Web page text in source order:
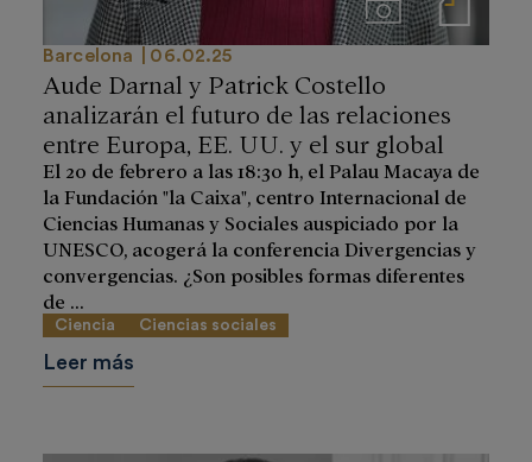
ImágenesNotas de prensa
Barcelona 06.02.25
Aude Darnal y Patrick Costello
analizarán el futuro de las relaciones
entre Europa, EE. UU. y el sur global
El 20 de febrero a las 18:30 h, el Palau Macaya de
la Fundación "la Caixa", centro Internacional de
Ciencias Humanas y Sociales auspiciado por la
UNESCO, acogerá la conferencia Divergencias y
convergencias. ¿Son posibles formas diferentes
de ...
Ciencia Ciencias sociales
Leer más